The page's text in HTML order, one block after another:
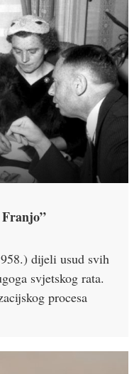
Franjo”
dijeli usud svih
svjetskog rata.
procesa